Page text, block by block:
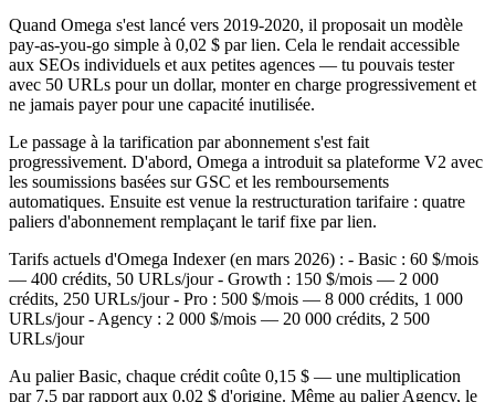
Quand Omega s'est lancé vers 2019-2020, il proposait un modèle
pay-as-you-go simple à 0,02 $ par lien. Cela le rendait accessible
aux SEOs individuels et aux petites agences — tu pouvais tester
avec 50 URLs pour un dollar, monter en charge progressivement et
ne jamais payer pour une capacité inutilisée.
Le passage à la tarification par abonnement s'est fait
progressivement. D'abord, Omega a introduit sa plateforme V2 avec
les soumissions basées sur GSC et les remboursements
automatiques. Ensuite est venue la restructuration tarifaire : quatre
paliers d'abonnement remplaçant le tarif fixe par lien.
Tarifs actuels d'Omega Indexer (en mars 2026) : - Basic : 60 $/mois
— 400 crédits, 50 URLs/jour - Growth : 150 $/mois — 2 000
crédits, 250 URLs/jour - Pro : 500 $/mois — 8 000 crédits, 1 000
URLs/jour - Agency : 2 000 $/mois — 20 000 crédits, 2 500
URLs/jour
Au palier Basic, chaque crédit coûte 0,15 $ — une multiplication
par 7,5 par rapport aux 0,02 $ d'origine. Même au palier Agency, le